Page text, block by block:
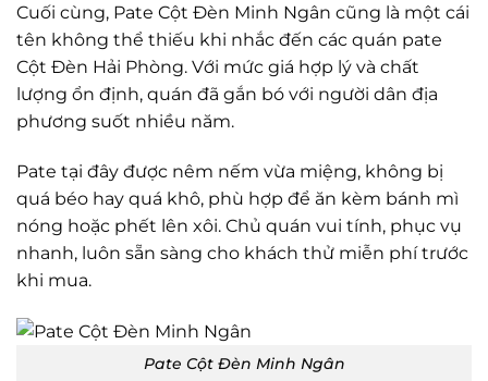
Cuối cùng, Pate Cột Đèn Minh Ngân cũng là một cái
tên không thể thiếu khi nhắc đến các quán pate
Cột Đèn Hải Phòng. Với mức giá hợp lý và chất
lượng ổn định, quán đã gắn bó với người dân địa
phương suốt nhiều năm.
Pate tại đây được nêm nếm vừa miệng, không bị
quá béo hay quá khô, phù hợp để ăn kèm bánh mì
nóng hoặc phết lên xôi. Chủ quán vui tính, phục vụ
nhanh, luôn sẵn sàng cho khách thử miễn phí trước
khi mua.
Pate Cột Đèn Minh Ngân